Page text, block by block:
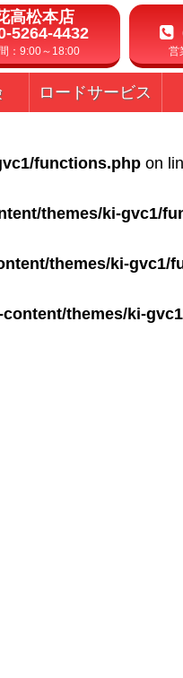
高松本店
5264-4432
：9:00～18:00 営
ロードサービス
functions.php on
themes/ki-gvc1/
themes/ki-gvc1/
themes/ki-